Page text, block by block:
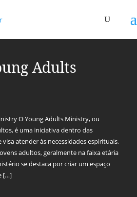
Adults
O Young Adults Ministry, ou
é uma iniciativa dentro das
atender às necessidades espirituais,
adultos, geralmente na faixa etária
se destaca por criar um espaço
[…]